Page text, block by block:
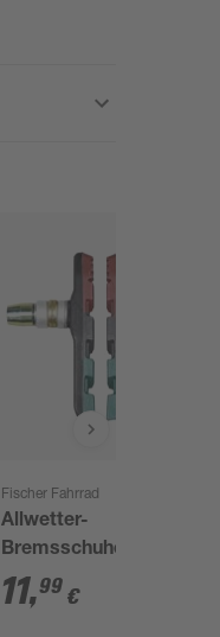
Fischer Fahrrad
Allwetter-
Bremsschuhe 2 Stück
11,99 €